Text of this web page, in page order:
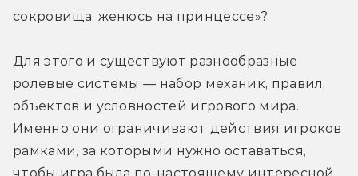
сокровища, женюсь на принцессе»?
Для этого и существуют разнообразные
ролевые системы — набор механик, правил,
объектов и условностей игрового мира.
Именно они ограничивают действия игроков
рамками, за которыми нужно оставаться,
чтобы игра была по-настоящему интересной